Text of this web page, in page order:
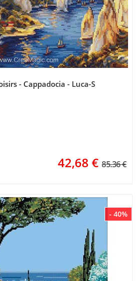
- Cappadocia - Luca-S
42,68 € 85.36 €
- 40%